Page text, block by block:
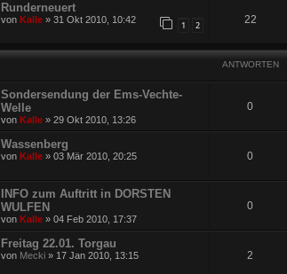
Runderneuert
von Kalle » 31 Okt 2010, 10:42 1 2 22
ANTWORTEN
Sondersendung der Ems-Vechte-
Welle
von Kalle » 29 Okt 2010, 13:26
0
Wassenberg
von Kalle » 03 Mär 2010, 20:25 0
INFO zum Auftritt in DORSTEN
WULFEN
von Kalle » 04 Feb 2010, 17:37
0
Freitag 22.01. Torgau
von Mecki » 17 Jan 2010, 13:15 2